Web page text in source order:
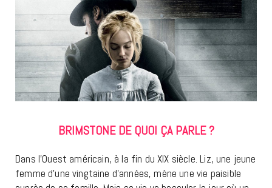
BRIMSTONE DE QUOI ÇA PARLE ?
Dans l’Ouest américain, à la fin du XIX siècle. Liz, une jeune
femme d’une vingtaine d’années, mène une vie paisible